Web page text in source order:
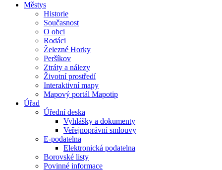
Městys
Historie
Současnost
O obci
Rodáci
Železné Horky
Peršíkov
Ztráty a nálezy
Životní prostředí
Interaktivní mapy
Mapový portál Mapotip
Úřad
Úřední deska
Vyhlášky a dokumenty
Veřejnoprávní smlouvy
E-podatelna
Elektronická podatelna
Borovské listy
Povinné informace